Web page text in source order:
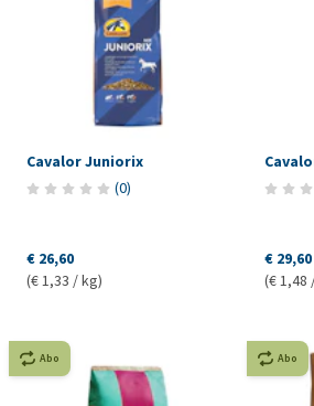
Cavalor Juniorix
(0)
€ 26,60
(€ 1,33 / kg)
€ 29,60
(€ 1,48
Abo Abo